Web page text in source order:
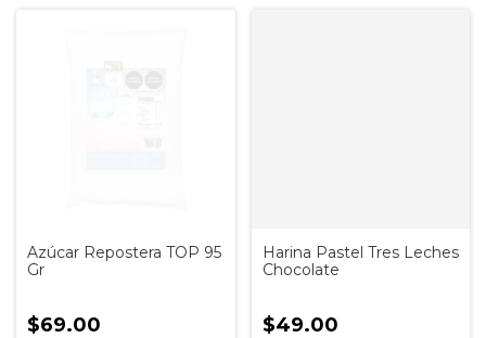
Azúcar Repostera TOP 95
Gr
$69.00
Harina Pastel Tres Leches
Chocolate
$49.00